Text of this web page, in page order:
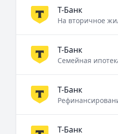
Т-Банк
На вторичное
Т-Банк
Семейная
Т-Банк
Т-Банк